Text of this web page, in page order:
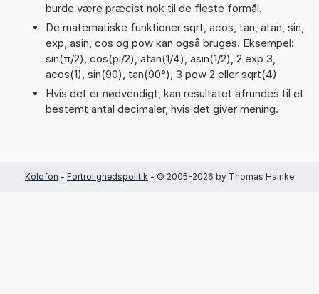
burde være præcist nok til de fleste formål.
De matematiske funktioner sqrt, acos, tan, atan, sin,
exp, asin, cos og pow kan også bruges. Eksempel:
sin(π/2), cos(pi/2), atan(1/4), asin(1/2), 2 exp 3,
acos(1), sin(90), tan(90°), 3 pow 2 eller sqrt(4)
Hvis det er nødvendigt, kan resultatet afrundes til et
bestemt antal decimaler, hvis det giver mening.
Kolofon - Fortrolighedspolitik - © 2005-2026 by Thomas Hainke